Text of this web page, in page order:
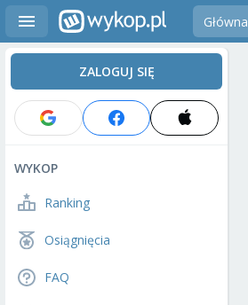
Główna
ZALOGUJ SIĘ
WYKOP
Ranking
Osiągnięcia
FAQ